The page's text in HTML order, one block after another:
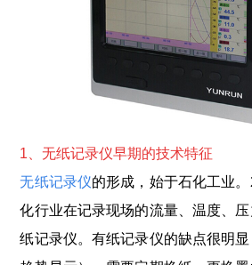
1、无纸记录仪早期的技术特征
无纸记录仪的形成，始于石化工业
化行业在记录现场的流量、温度、
纸记录仪。有纸记录仪的缺点很明